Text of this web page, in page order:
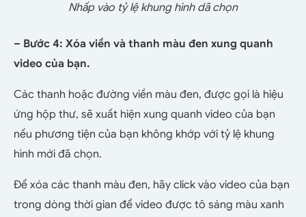
Nhấp vào tỷ lệ khung hình dã chọn
– Bước 4: Xóa viền và thanh màu đen xung quanh
video của bạn.
Các thanh hoặc đường viền màu đen, được gọi là hiệu
ứng hộp thư, sẽ xuất hiện xung quanh video của bạn
nếu phương tiện của bạn không khớp với tỷ lệ khung
hình mới đã chọn.
Để xóa các thanh màu đen, hãy click vào video của bạn
trong dòng thời gian để video được tô sáng màu xanh